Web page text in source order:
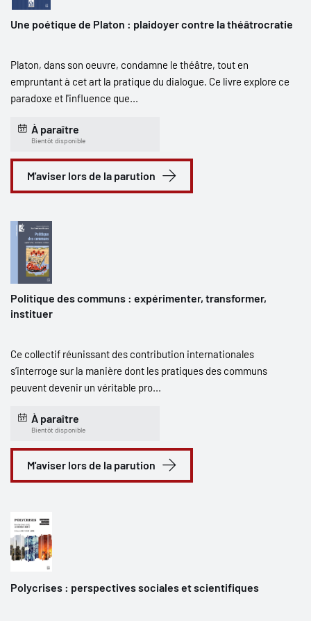
Une poétique de Platon : plaidoyer contre la théâtrocratie
Platon, dans son oeuvre, condamne le théâtre, tout en
empruntant à cet art la pratique du dialogue. Ce livre explore ce
paradoxe et l'influence que...
À paraître
Bientôt disponible
M'aviser lors de la parution
Politique des communs : expérimenter, transformer,
instituer
Ce collectif réunissant des contribution internationales
s’interroge sur la manière dont les pratiques des communs
peuvent devenir un véritable pro...
À paraître
Bientôt disponible
M'aviser lors de la parution
Polycrises : perspectives sociales et scientifiques